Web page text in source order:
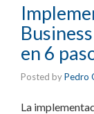
en 6
Posted byPedro
La